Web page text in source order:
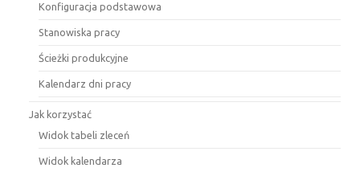
Konfiguracja podstawowa
Stanowiska pracy
Ścieżki produkcyjne
Kalendarz dni pracy
Jak korzystać
Widok tabeli zleceń
Widok kalendarza